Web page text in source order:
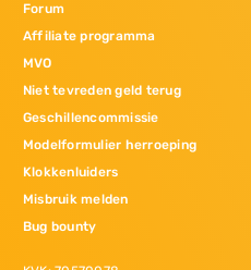
Forum
Affiliate programma
MVO
Niet tevreden geld terug
Geschillencommissie
Modelformulier herroeping
Klokkenluiders
Misbruik melden
Bug bounty